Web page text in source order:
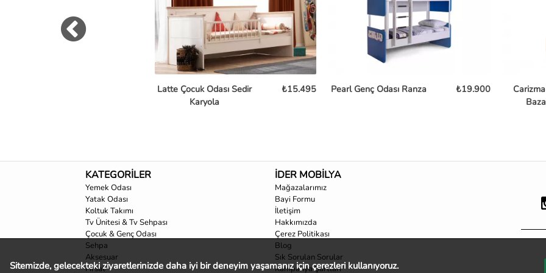
Latte Çocuk Odası Sedir
Karyola
₺15.495 Pearl Genç Odası Ranza ₺19.900
KATEGORİLER
Yemek Odası
Yatak Odası
Koltuk Takımı
Tv Ünitesi & Tv Sehpası
Çocuk & Genç Odası
Sehpa
Aksesuar
Fırsat
İDER MOBİLYA
Mağazalarımız
Bayi Formu
İletişim
Hakkımızda
Çerez Politikası
Blog
Sık Sorulan Sorular
Kampanya Şartları
Sitemizde, gelecekteki ziyaretlerinizde daha iyi bir deneyim yaşamanız için çerezleri kullanıyoruz.